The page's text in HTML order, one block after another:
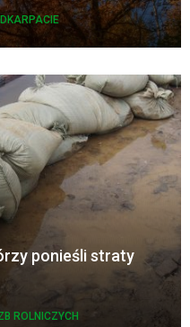
ponieśli straty
ROLNICZYCH